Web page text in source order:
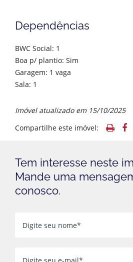
Dependências
BWC Social: 1
Boa p/ plantio: Sim
Garagem: 1 vaga
Sala: 1
Imóvel atualizado em 15/10/2025
Compartilhe este imóvel:
Tem interesse neste
Mande uma
conosco.